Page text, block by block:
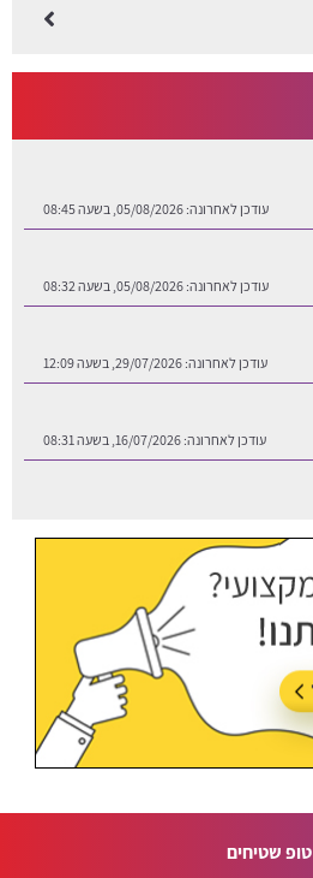
עודכן לאחרונה: 05/08/2026, בשעה 08:45
עודכן לאחרונה: 05/08/2026, בשעה 08:32
עודכן לאחרונה: 29/07/2026, בשעה 12:09
עודכן לאחרונה: 16/07/2026, בשעה 08:31
טופ שטיחים